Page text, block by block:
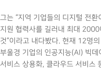
그는 “지역 기업들의 디지털 전
지원 협력사를 길러내 최대
것”이라고 내다봤다. 현재 12명
부울경 기업의 인공지능(AI) 빅
서비스 상용화, 클라우드 서비스